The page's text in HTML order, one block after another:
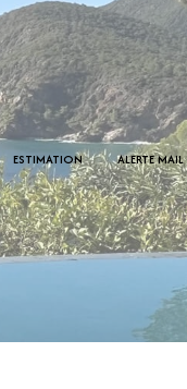
ESTIMATION ALERTE MAIL